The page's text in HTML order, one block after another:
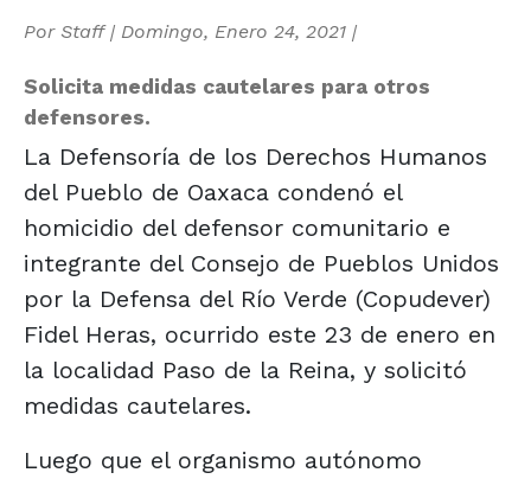
Por Staff| Domingo, Enero 24, 2021 |
Solicita medidas cautelares para otros
defensores.
La Defensoría de los Derechos Humanos
del Pueblo de Oaxaca condenó el
homicidio del defensor comunitario e
integrante del Consejo de Pueblos Unidos
por la Defensa del Río Verde (Copudever)
Fidel Heras, ocurrido este 23 de enero en
la localidad Paso de la Reina, y solicitó
medidas cautelares.
Luego que el organismo autónomo